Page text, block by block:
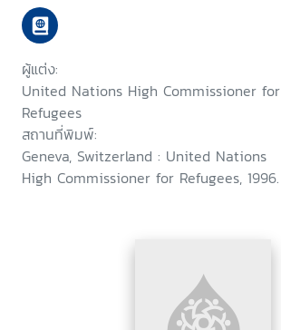
ผู้แต่ง:
United Nations High Commissioner for
Refugees
สถานที่พิมพ์:
Geneva, Switzerland : United Nations
High Commissioner for Refugees, 1996.